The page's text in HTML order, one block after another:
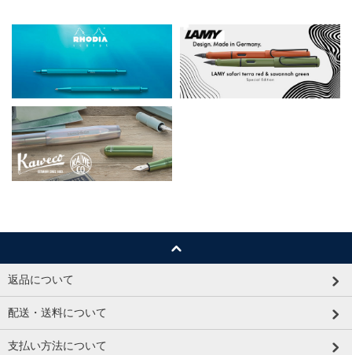
返品について
配送・送料について
支払い方法について